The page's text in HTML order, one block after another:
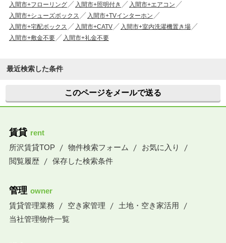
入間市+フローリング
入間市+照明付き
入間市+エアコン
入間市+シューズボックス
入間市+TVインターホン
入間市+宅配ボックス
入間市+CATV
入間市+室内洗濯機置き場
入間市+敷金不要
入間市+礼金不要
最近検索した条件
このページをメールで送る
賃貸 rent
所沢賃貸TOP
物件検索フォーム
お気に入り
閲覧履歴
保存した検索条件
管理 owner
賃貸管理業務
空き家管理
土地・空き家活用
当社管理物件一覧